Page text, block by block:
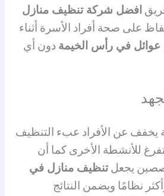
افضل شركة تنظيف منازل
على صحة أفراد الأسرة أثناء
في رأس الخيمة دون أي
يخفف عن الأفراد عبء التنظيف
للأنشطة الأخرى كما أن
يجعلتنظيف منازل في
نظامًا ويضمن النتائج